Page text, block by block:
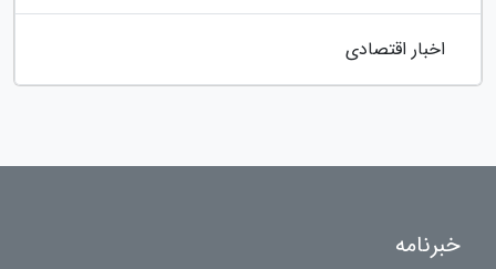
اخبار اقتصادی
خبرنامه